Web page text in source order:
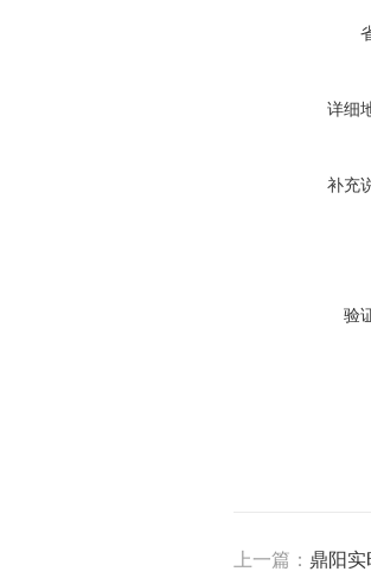
详细
补充
验
上一篇： 鼎阳